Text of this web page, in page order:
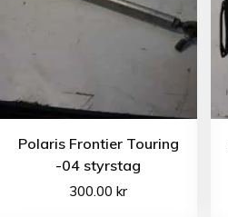
Polaris Frontier Touring
-04 styrstag
300.00kr